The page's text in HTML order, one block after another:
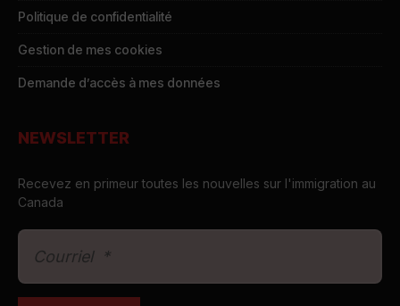
Politique de confidentialité
Gestion de mes cookies
Demande d’accès à mes données
NEWSLETTER
Recevez en primeur toutes les nouvelles sur l'immigration au
Canada